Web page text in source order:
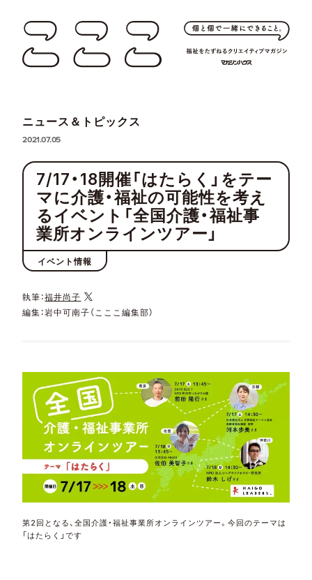
ニュース＆トピックス
2021.07.05
7/17・18開催「はたらく」をテー
マに介護・福祉の可能性を考え
るイベント「全国介護・福祉事
業所オンラインツアー」
イベント情報
執筆：福井尚子
編集：岩中可南子（こここ編集部）
第2回となる、全国介護・福祉事業所オンラインツアー。今回のテーマは
「はたらく」です